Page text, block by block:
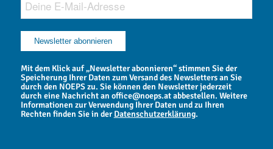
Mit dem Klick auf „Newsletter abonnieren“ stimmen Sie der
Speicherung Ihrer Daten zum Versand des Newsletters an Sie
durch den NOEPS zu. Sie können den Newsletter jederzeit
durch eine Nachricht an office@noeps.at abbestellen. Weitere
Informationen zur Verwendung Ihrer Daten und zu Ihren
Rechten finden Sie in derDatenschutzerklärung.